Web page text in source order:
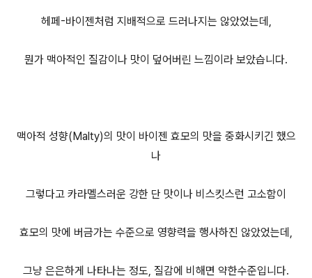
헤페-바이젠처럼 지배적으로 드러나지는 않았었는데,
뭔가 맥아적인 질감이나 맛이 덮어버린 느낌이라 보았습니다.
맥아적 성향(Malty)의 맛이 바이젠 효모의 맛을 중화시키긴 했으
나
그렇다고 카라멜스러운 강한 단 맛이나 비스킷스런 고소함이
효모의 맛에 버금가는 수준으로 영향력을 행사하진 않았었는데,
그냥 은은하게 나타나는 정도, 질감에 비해면 약한수준입니다.